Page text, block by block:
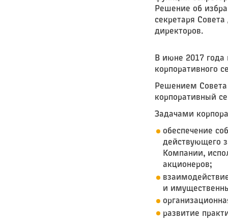
Решение об
секретаря
директоров.
В июне 2017 года
корпоративного
Решением Совета
корпоративный
Задачами
обеспечение
действующего
Компании,
акционеров;
и
развитие